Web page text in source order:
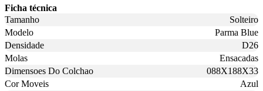
Ficha técnica
Tamanho
Solteiro
Modelo
Parma Blue
Densidade
D26
Molas
Ensacadas
Dimensoes Do Colchao
088X188X33
Cor Moveis
Azul